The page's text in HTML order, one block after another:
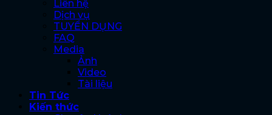
Liên hệ
Dịch vụ
TUYỂN DỤNG
FAQ
Media
Ảnh
Video
Tài liệu
Tin Tức
Kiến thức